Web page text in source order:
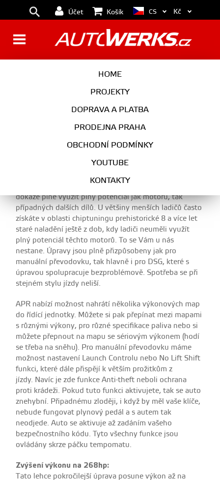
Účet Košík
HOME
PROJEKTY
DOPRAVA A PLATBA
PRODEJNA PRAHA
OBCHODNÍ PODMÍNKY
YOUTUBE
KONTAKTY
CS Kč
SUPERB 2,0 TSI
Ve spolupráci s APR nabízíme pro motor 2,0 TSI EA888
na 261hp a pokračují až k vrcholné úpravě na
423+hp. Jako jedni z mála v ČR tak nabízíme nejen
posouvají výkony ještě dále. Navíc APR v roce 2016
inovovalo své úpravy pro motor 2,0 TSI, takže si
můžete být jistí, že dostanete moderní naladění, které
dokáže plně využít plný potenciál jak motoru, tak
případných dalších dílů. U většiny menších ladičů často
získáte v oblasti chiptuningu prehistorické 8 a více let
staré naladění ještě z dob, kdy ladiči neuměli využít
plný potenciál těchto motorů. To se Vám u nás
nestane. Úpravy jsou plně přizpůsobeny jak pro
manuální převodovku, tak hlavně i pro DSG, které s
úpravou spolupracuje bezproblémově. Spotřeba se při
stejném stylu jízdy neliší.
APR nabízí možnost nahrátí několika výkonových map
do řídící jednotky. Můžete si pak přepínat mezi mapami
s různými výkony, pro různé specifikace paliva nebo si
můžete přepnout na mapu se sériovým výkonem (hodí
se třeba na sněhu). Pro manuální převodovku máme
možnost nastavení Launch Controlu nebo No Lift Shift
funkci, které dále přispějí k větším prožitkům z
jízdy. Navíc je zde funkce Anti-theft neboli ochrana
proti krádeži. Pokud tuto funkci aktivujete, tak se auto
znehybní. Připadnému zloději, i když by měl vaše klíče,
nebude fungovat plynový pedál a s autem tak
neodjede. Auto se aktivuje až zadáním vašeho
bezpečnostního kódu. Tyto všechny funkce jsou
ovládány skrze páčku tempomatu.
Zvýšení výkonu na 268hp:
Tato lehce pokročilejší úprava posune výkon až na